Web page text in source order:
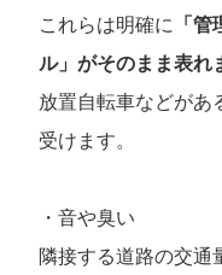
これらは明確に
「
ル」がそのまま表れ
放置自転車などがあ
受けます。
・音や臭い
隣接する道路の交通